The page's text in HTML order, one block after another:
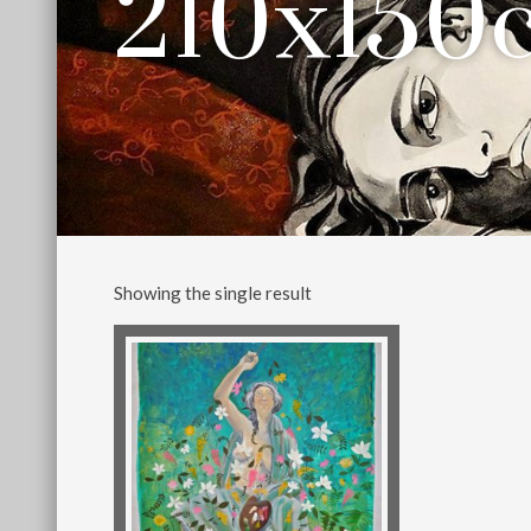
Showing the single result